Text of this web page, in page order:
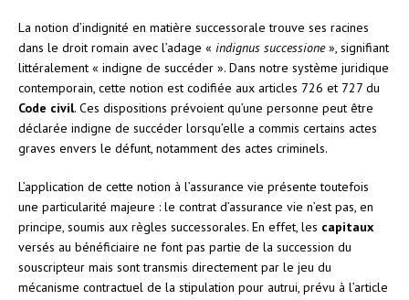
La notion d’indignité en matière successorale trouve ses racines
dans le droit romain avec l’adage « indignus successione», signifiant
littéralement « indigne de succéder ». Dans notre système juridique
contemporain, cette notion est codifiée aux articles 726 et 727 du
Code civil. Ces dispositions prévoient qu’une personne peut être
déclarée indigne de succéder lorsqu’elle a commis certains actes
graves envers le défunt, notamment des actes criminels.
L’application de cette notion à l’assurance vie présente toutefois
une particularité majeure : le contrat d’assurance vie n’est pas, en
principe, soumis aux règles successorales. En effet, les capitaux
versés au bénéficiaire ne font pas partie de la succession du
souscripteur mais sont transmis directement par le jeu du
mécanisme contractuel de la stipulation pour autrui, prévu à l’article